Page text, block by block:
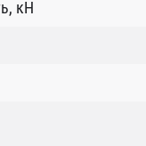
кН